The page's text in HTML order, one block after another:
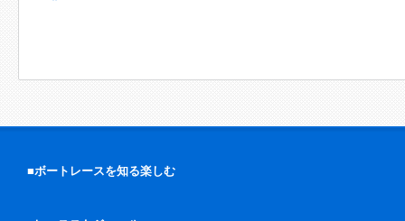
■ボートレースを知る楽しむ